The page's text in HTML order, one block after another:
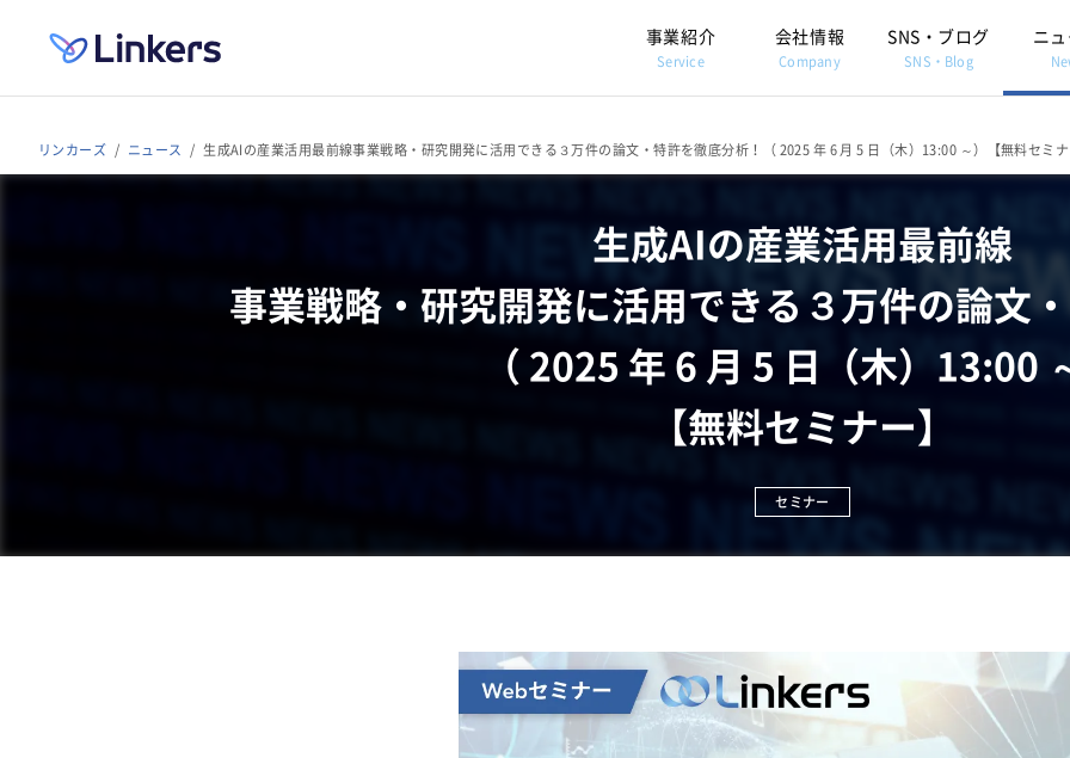
事業紹介
Service
会社情報
Company
SNS・ブログ
SNS・Blog
ニ
リンカーズ ニュース 生成AIの産業活用最前線事業戦略・研究開発に活用できる３万件の論文・特許を徹底分析！（ 2025 年 6 月 5 日（木）13:00 ～）【無料セミ
生成AIの産業活用最前線
事業戦略・研究開発に活用できる３万件の論文
（ 2025 年 6 月 5 日（木）13:00
【無料セミナー】
セミナー